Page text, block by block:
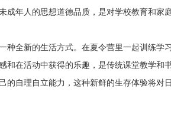
年人的思想道德品质，是对学校教育和家
全新的生活方式。在夏令营里一起训练学
和在活动中获得的乐趣，是传统课堂教学和
的自理自立能力，这种新鲜的生存体验将对